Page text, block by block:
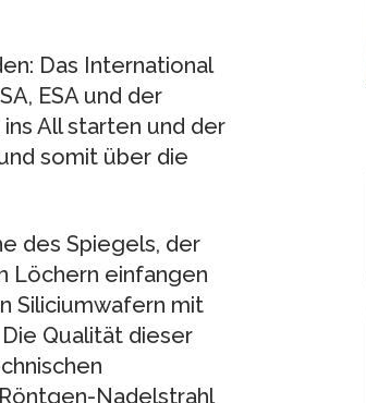
Das International
ESA und der
All starten und der
somit über die
des Spiegels, der
Löchern einfangen
Siliciumwafern mit
Qualität dieser
Nadelstrahl